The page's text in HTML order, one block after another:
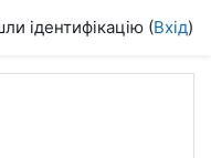
ідентифікацію (Вхід)